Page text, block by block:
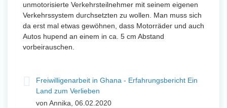
unmotorisierte Verkehrsteilnehmer mit seinem eigenen
Verkehrssystem durchsetzten zu wollen. Man muss sich
da erst mal etwas gewöhnen, dass Motorräder und auch
Autos hupend an einem in ca. 5 cm Abstand
vorbeirauschen.
Freiwilligenarbeit in Ghana - Erfahrungsbericht Ein
Land zum Verlieben
von Annika, 06.02.2020